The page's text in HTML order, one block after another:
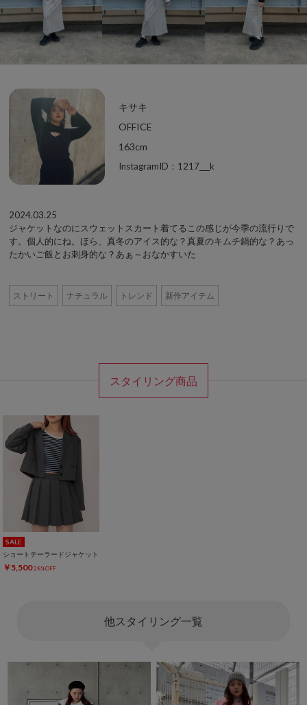
キサキ
OFFICE
163cm
InstagramID：1217___k
2024.03.25
ジャケットなのにスウェットスカート着てるこの感じが今季の流行りで
す。個人的にね。ほら、真冬のアイス的な？真夏のキムチ鍋的な？あっ
たかいご飯とお刺身的な？あぁ～おなかすいた
ストリート ナチュラル トレンド 新作アイテム
スタイリング商品
SALE
ショートテーラードジャケット
￥5,500 28%OFF
他スタイリング一覧